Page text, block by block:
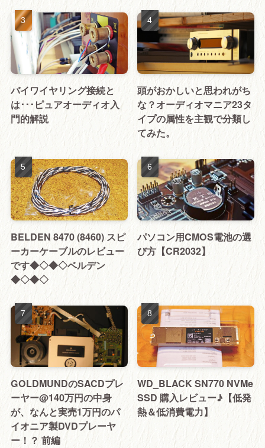
バイワイヤリング接続と
は･･･ピュアオーディオ入
門的解説
頭がおかしいと思われがち
な？オーディオマニア23タ
イプの属性を主観で分類し
てみた。
BELDEN 8470 (8460) スピ
ーカーケーブルのレビュー
です◆◇◆◇ベルデン
◆◇◆◇
パソコン用CMOS電池の選
び方【CR2032】
GOLDMUNDのSACDプレ
ーヤー@140万円の中身
が、なんと実売1万円のパ
イオニア製DVDプレーヤ
ー！？ 前編
WD_BLACK SN770 NVMe
SSD 購入レビュー♪【低発
熱＆低消費電力】